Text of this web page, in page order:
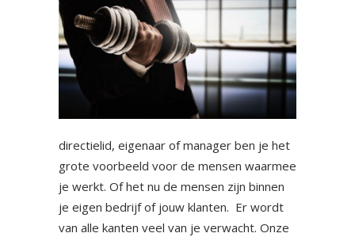
directielid, eigenaar of manager ben je het
grote voorbeeld voor de mensen waarmee
je werkt. Of het nu de mensen zijn binnen
je eigen bedrijf of jouw klanten. Er wordt
van alle kanten veel van je verwacht. Onze